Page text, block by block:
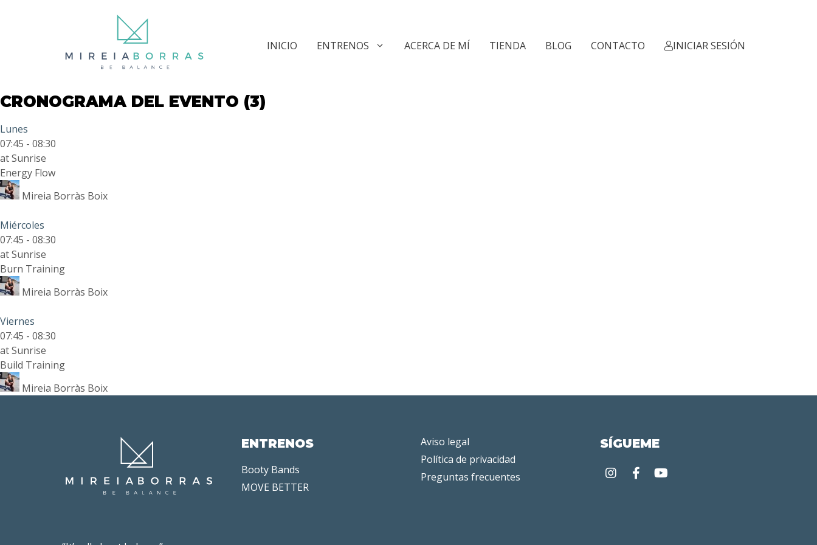
INICIO ENTRENOS ACERCA DE MÍ TIENDA BLOG CONTACTO INICIAR SESIÓN
CRONOGRAMA DEL EVENTO (3)
Lunes
07:45 - 08:30
at Sunrise
Energy Flow
Mireia Borràs Boix
Miércoles
07:45 - 08:30
at Sunrise
Burn Training
Mireia Borràs Boix
Viernes
07:45 - 08:30
at Sunrise
Build Training
Mireia Borràs Boix
ENTRENOS
Booty Bands
MOVE BETTER
Aviso legal
Política de privacidad
Preguntas frecuentes
SÍGUEME